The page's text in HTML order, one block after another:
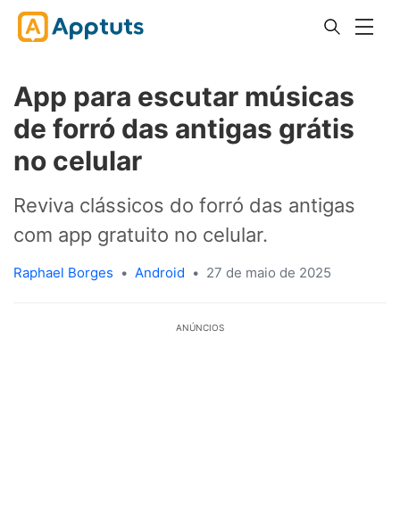
App para escutar músicas
de forró das antigas grátis
no celular
Reviva clássicos do forró das antigas
com app gratuito no celular.
Raphael Borges • Android • 27 de maio de 2025
ANÚNCIOS